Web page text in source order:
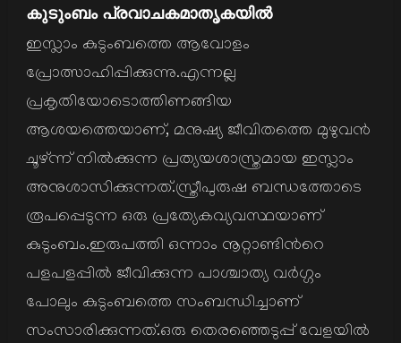
കുടുംബം പ്രവാചകമാതൃകയില്‍
ഇസ്ലാം കുടുംബത്തെ ആവോളം
പ്രോത്സാഹിപ്പിക്കുന്നു.എന്നല്ല
പ്രകൃതിയോടൊത്തിണങ്ങിയ
ആശയത്തെയാണ്, മനുഷ്യ ജീവിതത്തെ മുഴുവന്‍
ചൂഴ്ന്ന് നില്‍ക്കുന്ന പ്രത്യയശാസ്ത്രമായ ഇസ്ലാം
അനുശാസിക്കുന്നത്.സ്ത്രീപുരുഷ ബന്ധത്തോടെ
രൂപപ്പെടുന്ന ഒരു പ്രത്യേകവ്യവസ്ഥയാണ്
കുടുംബം.ഇരുപത്തി ഒന്നാം നൂറ്റാണ്ടിന്‍റെ
പളപളപ്പില്‍ ജീവിക്കുന്ന പാശ്ചാത്യ വര്‍ഗ്ഗം
പോലും കുടുംബത്തെ സംബന്ധിച്ചാണ്
സംസാരിക്കുന്നത്.ഒരു തെരഞ്ഞെടുപ്പ് വേളയില്‍